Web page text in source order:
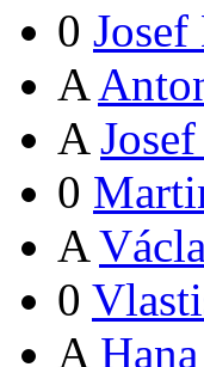
0 Josef
A
A
0
A
0
A